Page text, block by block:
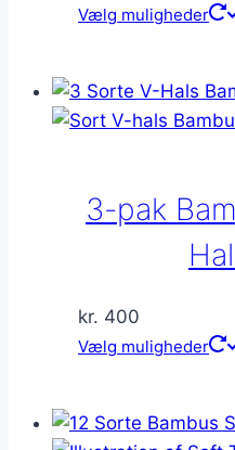
Vælg muligheder
3-pak
kr. 400
Vælg muligheder